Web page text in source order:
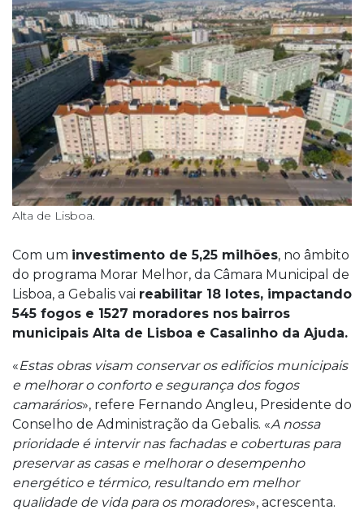
Alta de Lisboa.
Com um investimento de 5,25 milhões, no âmbito
do programa Morar Melhor, da Câmara Municipal de
Lisboa, a Gebalis vai reabilitar 18 lotes, impactando
545 fogos e 1527 moradores nos bairros
municipais Alta de Lisboa e Casalinho da Ajuda.
«Estas obras visam conservar os edifícios municipais
e melhorar o conforto e segurança dos fogos
camarários», refere Fernando Angleu, Presidente do
Conselho de Administração da Gebalis. «A nossa
prioridade é intervir nas fachadas e coberturas para
preservar as casas e melhorar o desempenho
energético e térmico, resultando em melhor
qualidade de vida para os moradores», acrescenta.